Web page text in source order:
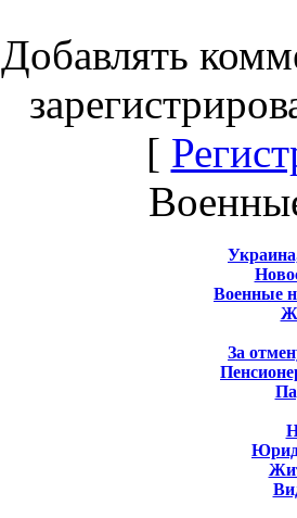
Добавлять
[
Военные
За